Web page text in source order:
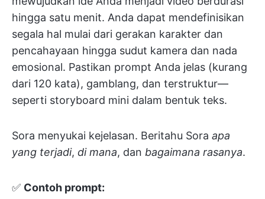
hingga satu menit. Anda dapat mendefinisikan
segala hal mulai dari gerakan karakter dan
pencahayaan hingga sudut kamera dan nada
emosional. Pastikan prompt Anda jelas (kurang
dari 120 kata), gamblang, dan terstruktur—
seperti storyboard mini dalam bentuk teks.
Sora menyukai kejelasan. Beritahu Sora apa
yang terjadi, di mana, dan bagaimana rasanya.
✅ Contoh prompt: